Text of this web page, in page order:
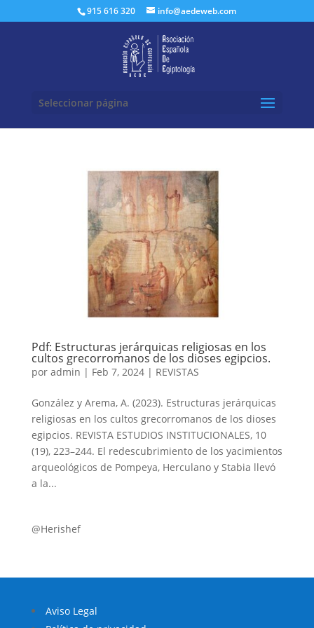
915 616 320 info@aedeweb.com
Seleccionar página
Pdf: Estructuras jerárquicas religiosas en los
cultos grecorromanos de los dioses egipcios.
por admin | Feb 7, 2024| REVISTAS
González y Arema, A. (2023). Estructuras jerárquicas
religiosas en los cultos grecorromanos de los dioses
egipcios. REVISTA ESTUDIOS INSTITUCIONALES, 10
(19), 223–244. El redescubrimiento de los yacimientos
arqueológicos de Pompeya, Herculano y Stabia llevó
a la...
@Herishef
Aviso Legal